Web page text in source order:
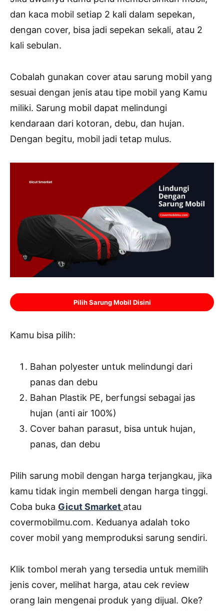
dan kaca mobil setiap 2 kali dalam sepekan,
dengan cover, bisa jadi sepekan sekali, atau 2
kali sebulan.
Cobalah gunakan cover atau sarung mobil yang
sesuai dengan jenis atau tipe mobil yang Kamu
miliki. Sarung mobil dapat melindungi
kendaraan dari kotoran, debu, dan hujan.
Dengan begitu, mobil jadi tetap mulus.
Pilih Sarung Mobil Disini
Kamu bisa pilih:
Bahan polyester untuk melindungi dari
panas dan debu
Bahan Plastik PE, berfungsi sebagai jas
hujan (anti air 100%)
Cover bahan parasut, bisa untuk hujan,
panas, dan debu
Pilih sarung mobil dengan harga terjangkau, jika
kamu tidak ingin membeli dengan harga tinggi.
Coba buka Gicut Smarket atau
covermobilmu.com. Keduanya adalah toko
cover mobil yang memproduksi sarung sendiri.
Klik tombol merah yang tersedia untuk memilih
jenis cover, melihat harga, atau cek review
orang lain mengenai produk yang dijual. Oke?